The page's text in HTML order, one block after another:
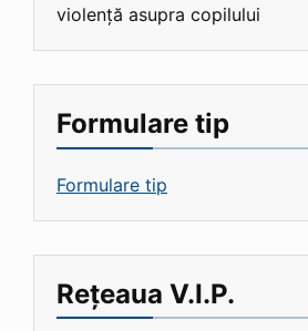
violență asupra copilului
Formulare tip
Formulare tip
Rețeaua V.I.P.